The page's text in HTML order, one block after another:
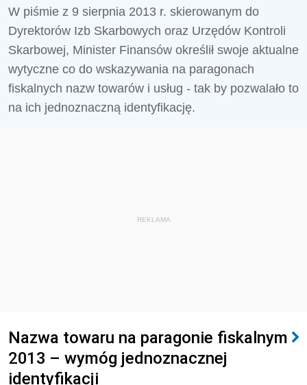
W piśmie z 9 sierpnia 2013 r. skierowanym do
Dyrektorów Izb Skarbowych oraz Urzędów Kontroli
Skarbowej, Minister Finansów określił swoje aktualne
wytyczne co do wskazywania na paragonach
fiskalnych nazw towarów i usług - tak by pozwalało to
na ich jednoznaczną identyfikację.
REKLAMA
Nazwa towaru na paragonie fiskalnym
2013 – wymóg jednoznacznej
identyfikacji